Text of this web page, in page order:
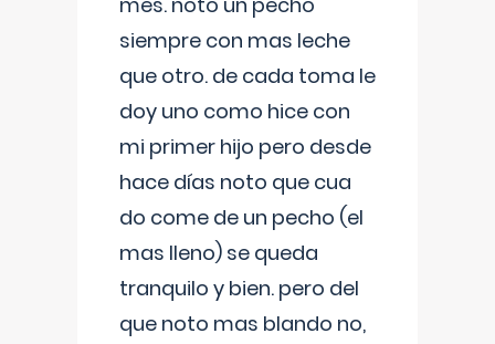
siempre con mas leche
que otro. de cada toma le
doy uno como hice con
mi primer hijo pero desde
hace días noto que cua
do come de un pecho (el
mas lleno) se queda
tranquilo y bien. pero del
que noto mas blando no,